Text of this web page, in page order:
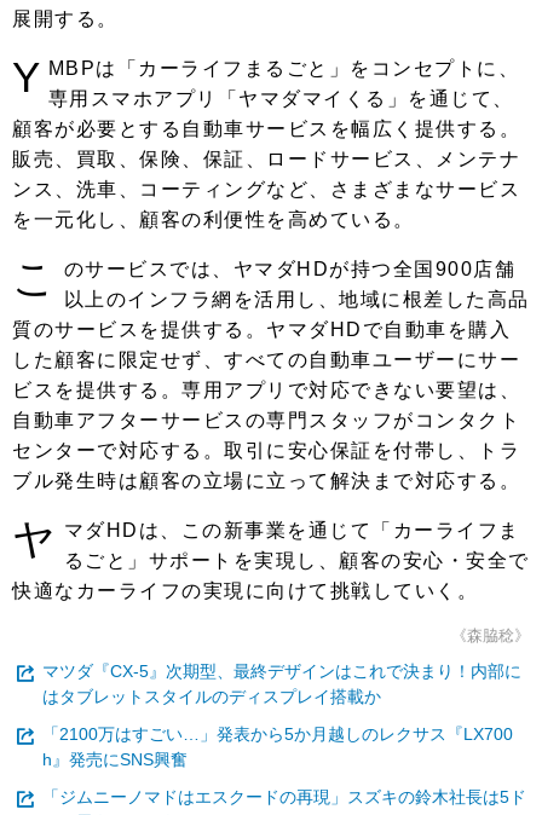
展開する。
Y MBPは「カーライフまるごと」をコンセプトに、
専用スマホアプリ「ヤマダマイくる」を通じて、
顧客が必要とする自動車サービスを幅広く提供する。
販売、買取、保険、保証、ロードサービス、メンテナ
ンス、洗車、コーティングなど、さまざまなサービス
を一元化し、顧客の利便性を高めている。
こ
のサービスでは、ヤマダHDが持つ全国900店舗
以上のインフラ網を活用し、地域に根差した高品
質のサービスを提供する。ヤマダHDで自動車を購入
した顧客に限定せず、すべての自動車ユーザーにサー
ビスを提供する。専用アプリで対応できない要望は、
自動車アフターサービスの専門スタッフがコンタクト
センターで対応する。取引に安心保証を付帯し、トラ
ブル発生時は顧客の立場に立って解決まで対応する。
ヤ
マダHDは、この新事業を通じて「カーライフま
るごと」サポートを実現し、顧客の安心・安全で
快適なカーライフの実現に向けて挑戦していく。
《森脇稔》
マツダ『CX-5』次期型、最終デザインはこれで決まり！内部に
はタブレットスタイルのディスプレイ搭載か
「2100万はすごい…」発表から5か月越しのレクサス『LX700
h』発売にSNS興奮
「ジムニーノマドはエスクードの再現」スズキの鈴木社長は5ド